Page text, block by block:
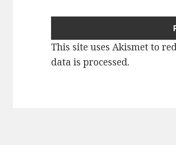
This site uses Akismet to
data is processed.